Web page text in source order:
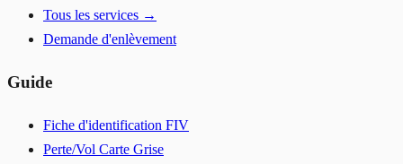
Tous les services →
Demande d'enlèvement
Guide
Fiche d'identification FIV
Perte/Vol Carte Grise